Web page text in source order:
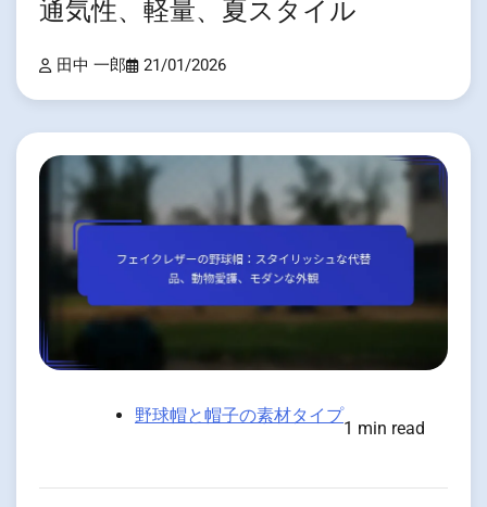
通気性、軽量、夏スタイル
田中 一郎 21/01/2026
野球帽と帽子の素材タイプ
1 min read